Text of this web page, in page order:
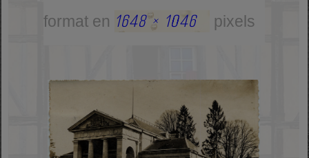
format en 1648 × 1046 pixels